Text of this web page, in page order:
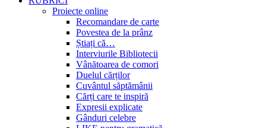
Proiecte online
Recomandare de carte
Povestea de la prânz
Știați că…
Interviurile Bibliotecii
Vânătoarea de comori
Duelul cărților
Cuvântul săptămânii
Cărți care te inspiră
Expresii explicate
Gânduri celebre